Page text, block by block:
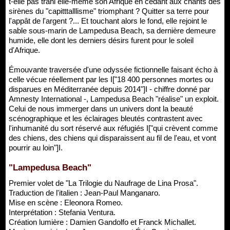
sirènes du "capitttalllisme" triomphant ? Quitter sa terre pour
l'appât de l'argent ?... Et touchant alors le fond, elle rejoint le
sable sous-marin de Lampedusa Beach, sa dernière demeure
humide, elle dont les derniers désirs furent pour le soleil
d'Afrique.
Émouvante traversée d'une odyssée fictionnelle faisant écho à
celle vécue réellement par les I["18 400 personnes mortes ou
disparues en Méditerranée depuis 2014"]I - chiffre donné par
Amnesty International -, Lampedusa Beach "réalise" un exploit.
Celui de nous immerger dans un univers dont la beauté
scénographique et les éclairages bleutés contrastent avec
l'inhumanité du sort réservé aux réfugiés I["qui crèvent comme
des chiens, des chiens qui disparaissent au fil de l'eau, et vont
pourrir au loin"]I.
"Lampedusa Beach"
Premier volet de "La Trilogie du Naufrage de Lina Prosa".
Traduction de l'italien : Jean-Paul Manganaro.
Mise en scène : Eleonora Romeo.
Interprétation : Stefania Ventura.
Création lumière : Damien Gandolfo et Franck Michallet.